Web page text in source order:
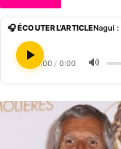
🎧 ÉCOUTER L'ARTICLE
0:00 / 0:00 🔊